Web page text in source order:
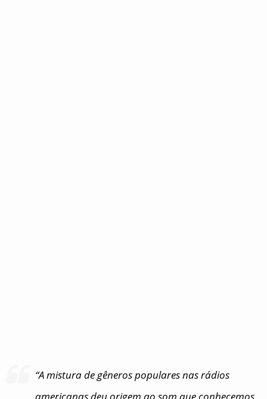
“A mistura de gêneros populares nas rádios